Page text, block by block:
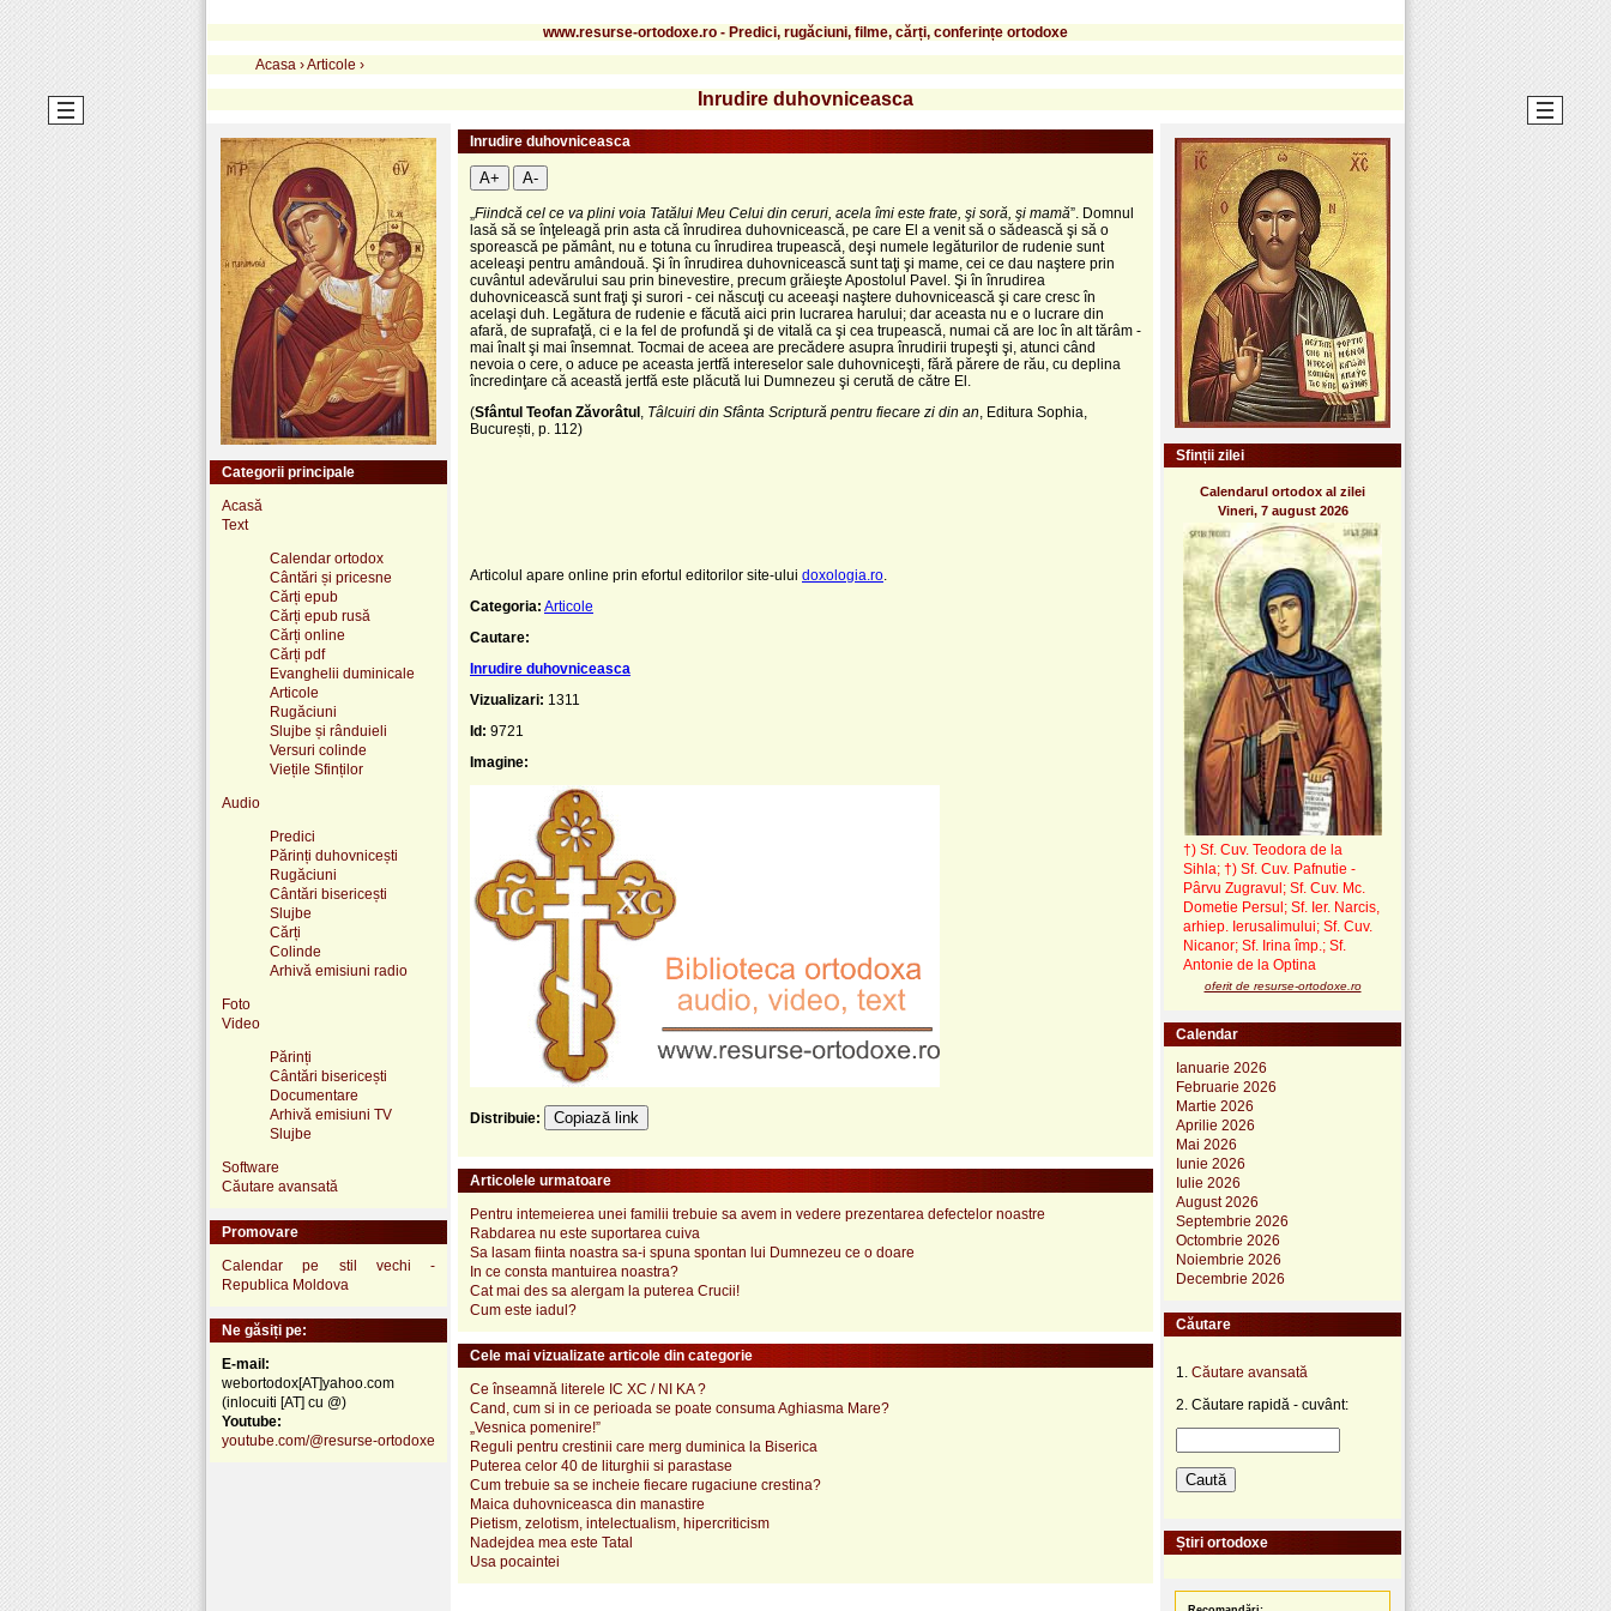
www.resurse-ortodoxe.ro - Predici, rugăciuni, filme, cărți, conferințe ortodoxe
Acasa ›Articole ›
Inrudire duhovniceasca
Inrudire duhovniceasca
A+ A-
Fiindcă cel ce va plini voia Tatălui Meu Celui din ceruri, acela îmi este frate, şi soră, şi mamă”. Domnul
lasă să se înţeleagă prin asta că înrudirea duhovnicească, pe care El a venit să o sădească şi să o
sporească pe pământ, nu e totuna cu înrudirea trupească, deşi numele legăturilor de rudenie sunt
aceleaşi pentru amândouă. Şi în înrudirea duhovnicească sunt taţi şi mame, cei ce dau naştere prin
cuvântul adevărului sau prin binevestire, precum grăieşte Apostolul Pavel. Şi în înrudirea
duhovnicească sunt fraţi şi surori - cei născuţi cu aceeaşi naştere duhovnicească şi care cresc în
acelaşi duh. Legătura de rudenie e făcută aici prin lucrarea harului; dar aceasta nu e o lucrare din
afară, de suprafaţă, ci e la fel de profundă şi de vitală ca şi cea trupească, numai că are loc în alt tărâm -
mai înalt şi mai însemnat. Tocmai de aceea are precădere asupra înrudirii trupeşti şi, atunci când
nevoia o cere, o aduce pe aceasta jertfă intereselor sale duhovniceşti, fără părere de rău, cu deplina
încredinţare că această jertfă este plăcută lui Dumnezeu şi cerută de către El.
(Sfântul Teofan Zăvorâtul Tâlcuiri din Sfânta Scriptură pentru fiecare zi din an , Editura Sophia,
București, p. 112)
Articolul apare online prin efortul editorilor site-ului doxologia.ro
Categoria: Articole
Cautare:
Inrudire duhovniceasca
Vizualizari: 1311
Id: 9721
Imagine:
Distribuie: Copiază link
Articolele urmatoare
Pentru intemeierea unei familii trebuie sa avem in vedere prezentarea defectelor noastre
Rabdarea nu este suportarea cuiva
Sa lasam fiinta noastra sa-i spuna spontan lui Dumnezeu ce o doare
In ce consta mantuirea noastra?
Cat mai des sa alergam la puterea Crucii!
Cum este iadul?
Cele mai vizualizate articole din categorie
Ce înseamnă literele IC XC / NI KA ?
Cand, cum si in ce perioada se poate consuma Aghiasma Mare?
„Vesnica pomenire!”
Reguli pentru crestinii care merg duminica la Biserica
Puterea celor 40 de liturghii si parastase
Cum trebuie sa se incheie fiecare rugaciune crestina?
Maica duhovniceasca din manastire
Pietism, zelotism, intelectualism, hipercriticism
Nadejdea mea este Tatal
Usa pocaintei
Categorii principale
Acasă
Text
Calendar ortodox
Cântări și pricesne
Cărți epub
Cărți epub rusă
Cărți online
Cărți pdf
Evanghelii duminicale
Articole
Rugăciuni
Slujbe și rânduieli
Versuri colinde
Viețile Sfinților
Audio
Predici
Părinți duhovnicești
Rugăciuni
Cântări bisericești
Slujbe
Cărți
Colinde
Arhivă emisiuni radio
Foto
Video
Părinți
Cântări bisericești
Documentare
Arhivă emisiuni TV
Slujbe
Software
Căutare avansată
Promovare
Calendar pe stil vechi -
Republica Moldova
Ne găsiți pe:
E-mail:
webortodox[AT]yahoo.com
(inlocuiti [AT] cu @)
Youtube:
youtube.com/@resurse-ortodoxe
Sfinții zilei
Calendarul ortodox al zilei
Vineri, 7 august 2026
†) Sf. Cuv. Teodora de la
Sihla; †) Sf. Cuv. Pafnutie -
Pârvu Zugravul ; Sf. Cuv. Mc.
Dometie Persul; Sf. Ier. Narcis,
arhiep. Ierusalimului; Sf. Cuv.
Nicanor; Sf. Irina împ.; Sf.
Antonie de la Optina
oferit de resurse-ortodoxe.ro
Calendar
Ianuarie 2026
Februarie 2026
Martie 2026
Aprilie 2026
Mai 2026
Iunie 2026
Iulie 2026
August 2026
Septembrie 2026
Octombrie 2026
Noiembrie 2026
Decembrie 2026
Căutare
1. Căutare avansată
2. Căutare rapidă - cuvânt:
Știri ortodoxe